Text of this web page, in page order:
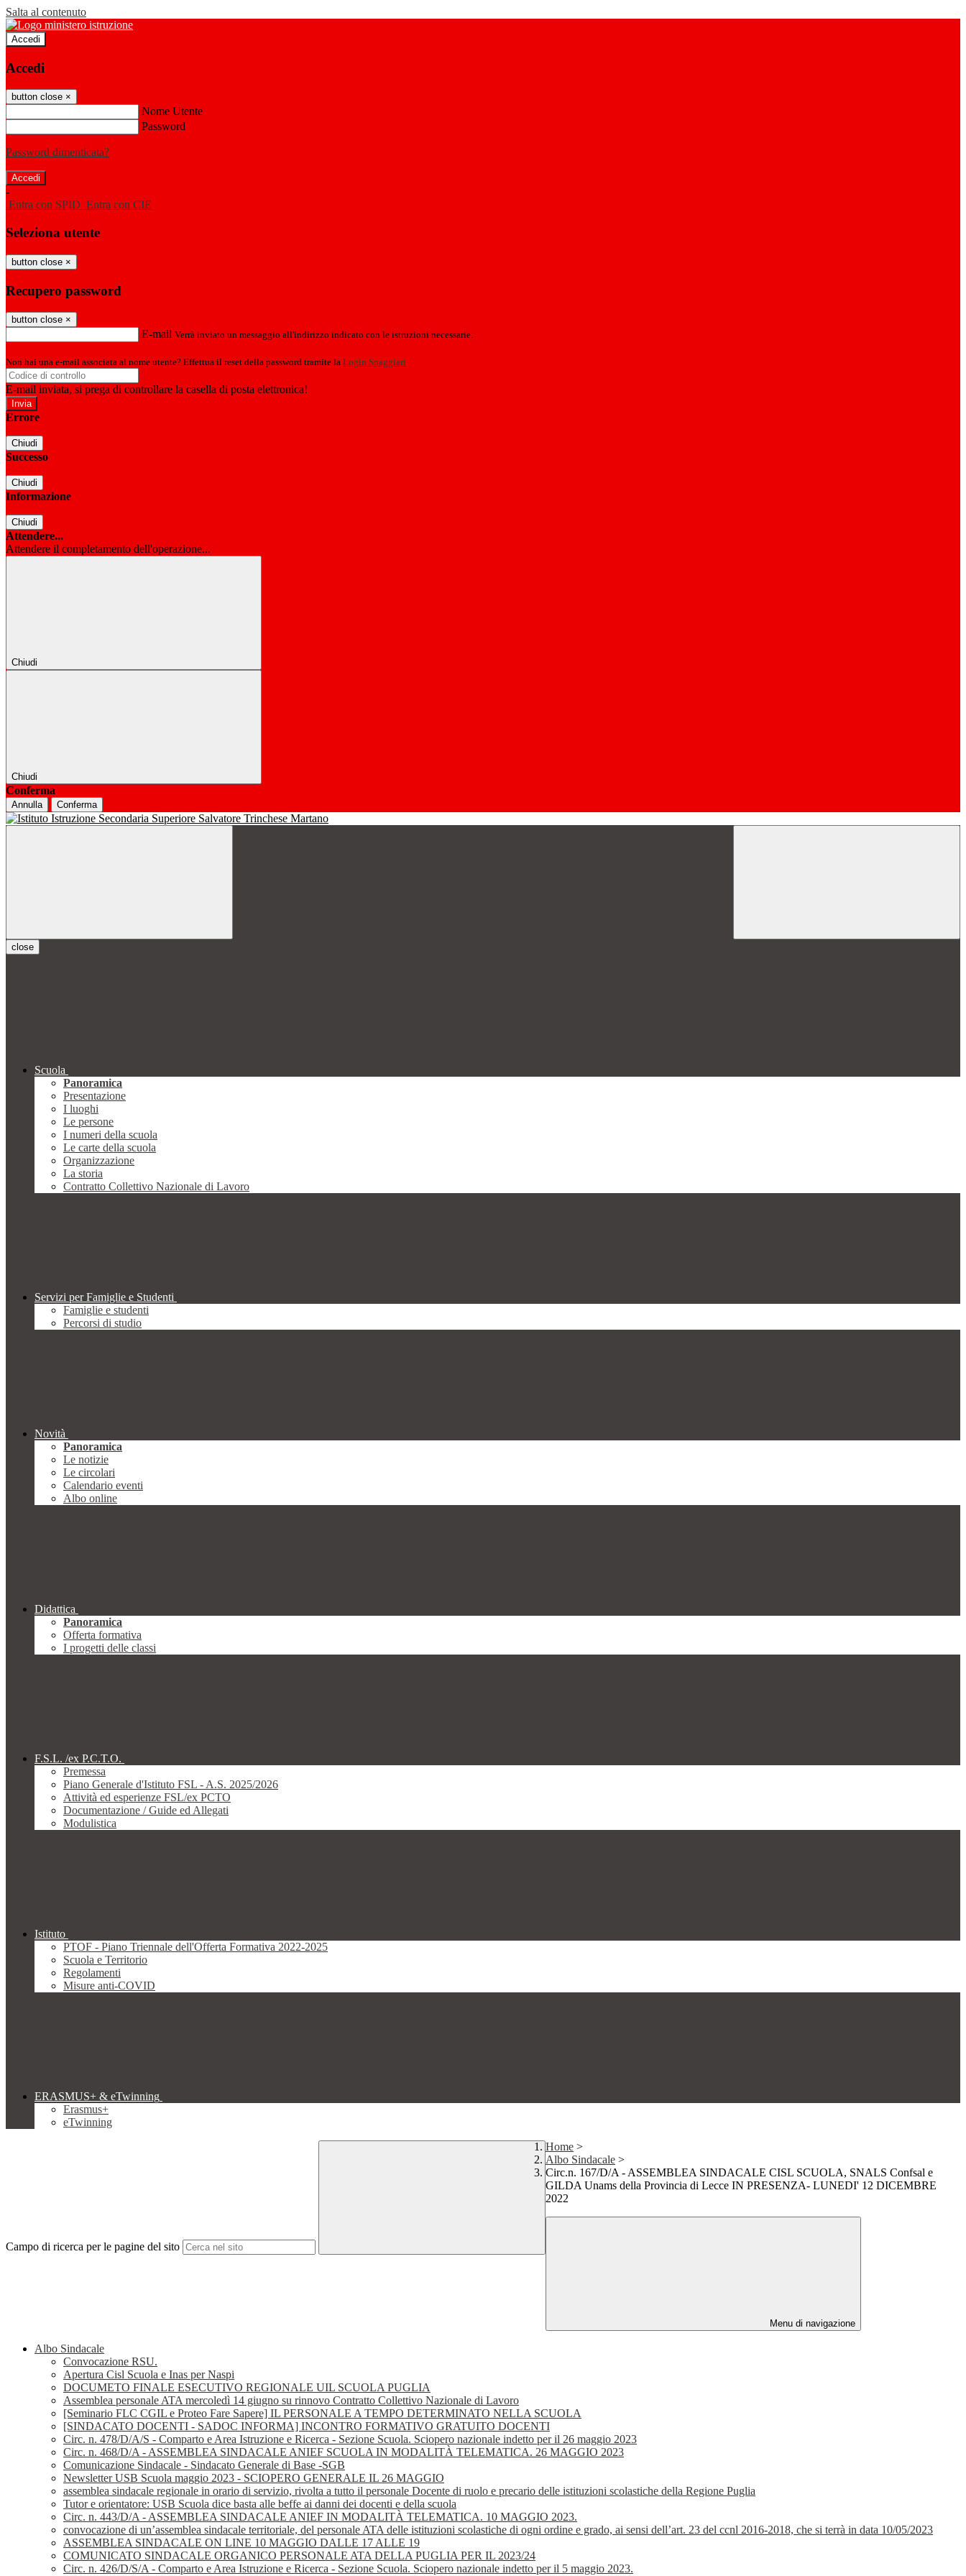
Salta al contenuto
Accedi
Accedi
button close ×
Nome Utente
Password
Password dimenticata?
-
Entra con SPID Entra con CIE
Seleziona utente
button close ×
Recupero password
button close ×
E-mail Verrà inviato un messaggio all'indirizzo indicato con le istruzioni necessarie.
Non hai una e-mail associata al nome utente? Effettua il reset della password tramite la Login Spaggiari
E-mail inviata, si prega di controllare la casella di posta elettronica!
Errore
Chiudi
Successo
Chiudi
Informazione
Chiudi
Attendere...
Attendere il completamento dell'operazione...
Chiudi
Chiudi
Conferma
Annulla Conferma
close
Scuola
Panoramica
Presentazione
I luoghi
Le persone
I numeri della scuola
Le carte della scuola
Organizzazione
La storia
Contratto Collettivo Nazionale di Lavoro
Servizi per Famiglie e Studenti
Famiglie e studenti
Percorsi di studio
Novità
Panoramica
Le notizie
Le circolari
Calendario eventi
Albo online
Didattica
Panoramica
Offerta formativa
I progetti delle classi
F.S.L. /ex P.C.T.O.
Premessa
Piano Generale d'Istituto FSL - A.S. 2025/2026
Attività ed esperienze FSL/ex PCTO
Documentazione / Guide ed Allegati
Modulistica
Istituto
PTOF - Piano Triennale dell'Offerta Formativa 2022-2025
Scuola e Territorio
Regolamenti
Misure anti-COVID
ERASMUS+ & eTwinning
Erasmus+
eTwinning
Campo di ricerca per le pagine del sito
Home >
Albo Sindacale >
Circ.n. 167/D/A - ASSEMBLEA SINDACALE CISL SCUOLA, SNALS Confsal e
GILDA Unams della Provincia di Lecce IN PRESENZA- LUNEDI' 12 DICEMBRE
2022
Menu di navigazione
Albo Sindacale
Convocazione RSU.
Apertura Cisl Scuola e Inas per Naspi
DOCUMETO FINALE ESECUTIVO REGIONALE UIL SCUOLA PUGLIA
Assemblea personale ATA mercoledì 14 giugno su rinnovo Contratto Collettivo Nazionale di Lavoro
[Seminario FLC CGIL e Proteo Fare Sapere] IL PERSONALE A TEMPO DETERMINATO NELLA SCUOLA
[SINDACATO DOCENTI - SADOC INFORMA] INCONTRO FORMATIVO GRATUITO DOCENTI
Circ. n. 478/D/A/S - Comparto e Area Istruzione e Ricerca - Sezione Scuola. Sciopero nazionale indetto per il 26 maggio 2023
Circ. n. 468/D/A - ASSEMBLEA SINDACALE ANIEF SCUOLA IN MODALITÀ TELEMATICA. 26 MAGGIO 2023
Comunicazione Sindacale - Sindacato Generale di Base -SGB
Newsletter USB Scuola maggio 2023 - SCIOPERO GENERALE IL 26 MAGGIO
assemblea sindacale regionale in orario di servizio, rivolta a tutto il personale Docente di ruolo e precario delle istituzioni scolastiche della Regione Puglia
Tutor e orientatore: USB Scuola dice basta alle beffe ai danni dei docenti e della scuola
Circ. n. 443/D/A - ASSEMBLEA SINDACALE ANIEF IN MODALITÀ TELEMATICA. 10 MAGGIO 2023.
convocazione di un’assemblea sindacale territoriale, del personale ATA delle istituzioni scolastiche di ogni ordine e grado, ai sensi dell’art. 23 del ccnl 2016-2018, che si terrà in data 10/05/2023
ASSEMBLEA SINDACALE ON LINE 10 MAGGIO DALLE 17 ALLE 19
COMUNICATO SINDACALE ORGANICO PERSONALE ATA DELLA PUGLIA PER IL 2023/24
Circ. n. 426/D/S/A - Comparto e Area Istruzione e Ricerca - Sezione Scuola. Sciopero nazionale indetto per il 5 maggio 2023.